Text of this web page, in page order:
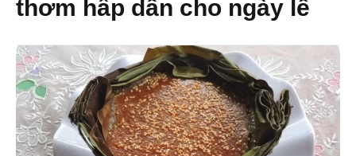
thơm hấp dẫn cho ngày lễ